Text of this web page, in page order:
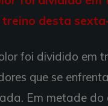
treino desta
foi dividido em
que se
Em metade do